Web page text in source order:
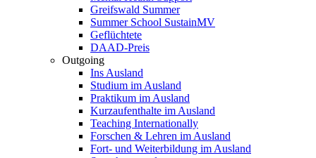
Greifswald Summer
Summer School SustainMV
Geflüchtete
DAAD-Preis
Outgoing
Ins Ausland
Studium im Ausland
Praktikum im Ausland
Kurzaufenthalte im Ausland
Teaching Internationally
Forschen & Lehren im Ausland
Fort- und Weiterbildung im Ausland